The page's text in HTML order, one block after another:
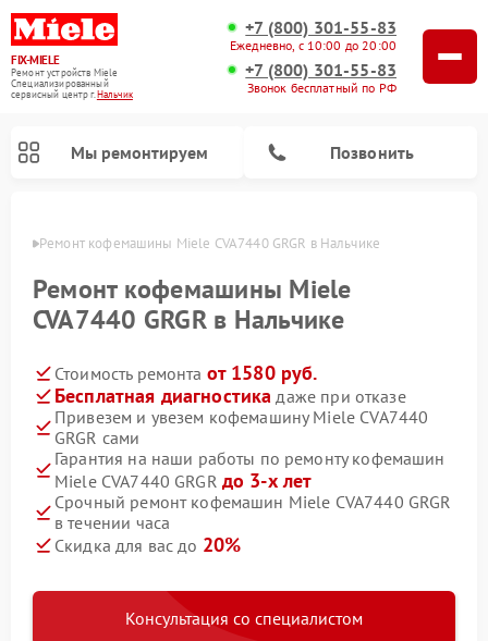
FIX-MIELE
Ремонт устройств Miele
Специализированный
cервисный центр г.Нальчик
+7 (800) 301-55-83
Ежедневно, с 10:00 до 20:00
+7 (800) 301-55-83
Звонок бесплатный по РФ
Мы ремонтируем Позвонить
Ремонт кофемашины Miele CVA7440 GRGR в Нальчике
Ремонт кофемашины Miele
CVA7440 GRGR в Нальчике
Стоимость ремонта от 1580 руб.
Бесплатная диагностика даже при отказе
Привезем и увезем кофемашину Miele CVA7440
GRGR сами
Гарантия на наши работы по ремонту кофемашин
Miele CVA7440 GRGR до 3-х лет
Срочный ремонт кофемашин Miele CVA7440 GRGR
в течении часа
Скидка для вас до 20%
Консультация со специалистом